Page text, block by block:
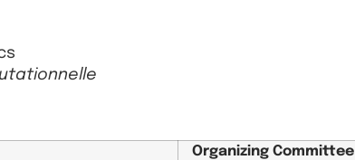
Organizing Committee